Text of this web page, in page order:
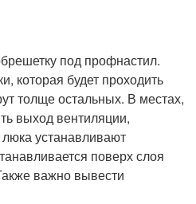
под профнастил.
которая будет проходить
толще остальных. В местах,
выход вентиляции,
устанавливают
поверх слоя
важно вывести